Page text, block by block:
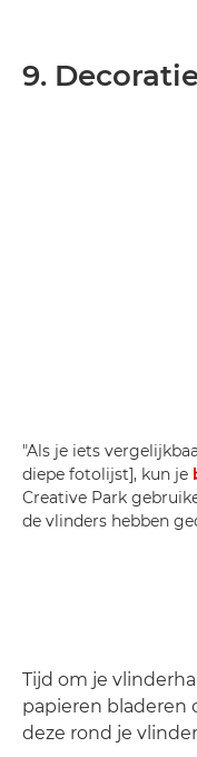
9.
"Als je iets
diepe fotolijst], kun je
Creative Park
de vlinders hebben
Tijd om je
papieren bladeren
deze rond je